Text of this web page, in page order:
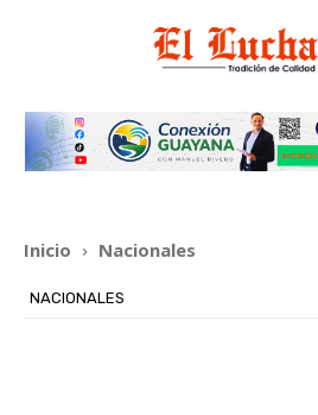
Inicio Nacionales
NACIONALES